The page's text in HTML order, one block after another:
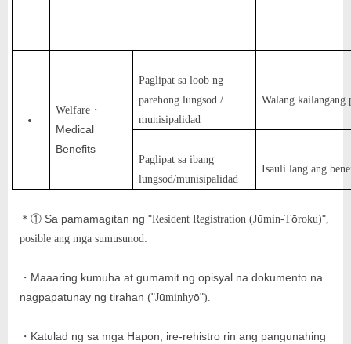
Welfare ・
Medical
Benefits
Paglipat sa loob ng
parehong lungsod /
munisipalidad
Walang kailangang
Paglipat sa ibang
lungsod/munisipalidad
Isauli lang ang
＊① Sa pamamagitan ng "Resident Registration (Jūmin-Tōroku)",
posible ang mga sumusunod:
・ Maaaring kumuha at gumamit ng opisyal na dokumento na
nagpapatunay ng tirahan ("Jūminhyō").
・ Katulad ng sa mga Hapon, ire-rehistro rin ang pangunahing